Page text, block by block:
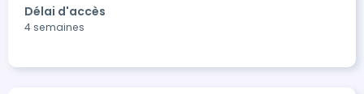
Délai d'accès
4 semaines